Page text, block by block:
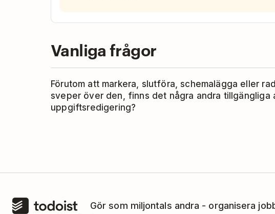
Vanliga frågor
Förutom att markera, slutföra, schemalägga eller
sveper över den, finns det några andra tillgängliga
uppgiftsredigering?
Gör som miljontals andra - organisera